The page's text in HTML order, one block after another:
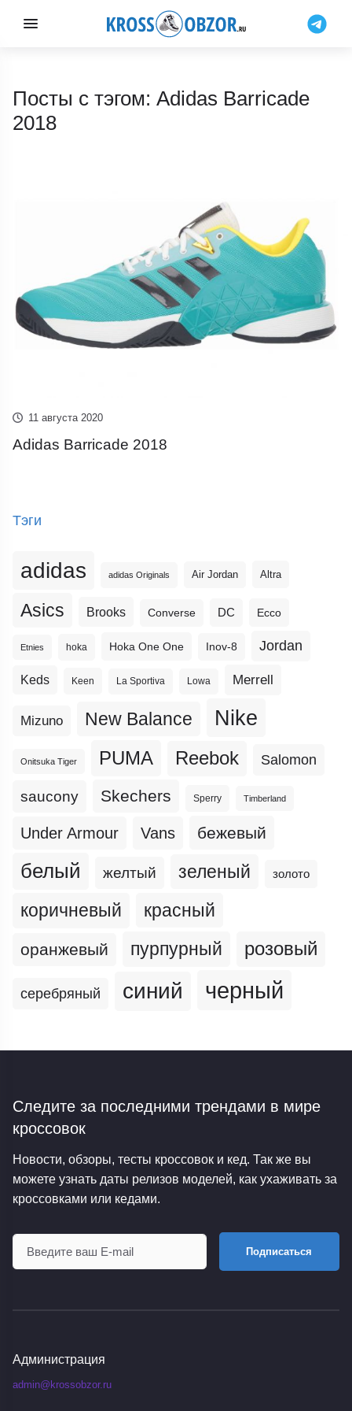
Посты с тэгом: Adidas Barricade
2018
11 августа 2020
Adidas Barricade 2018
Тэги
adidas adidas Originals Air Jordan Altra
Asics Brooks Converse DC Ecco
Etnies hoka Hoka One One Inov-8 Jordan
Keds Keen La Sportiva Lowa Merrell
Mizuno New Balance Nike
Onitsuka Tiger PUMA Reebok Salomon
saucony Skechers Sperry Timberland
Under Armour Vans бежевый
белый желтый зеленый золото
коричневый красный
оранжевый пурпурный розовый
серебряный синий черный
Следите за последними трендами в мире
кроссовок
Новости, обзоры, тесты кроссовок и кед. Так же вы
можете узнать даты релизов моделей, как ухаживать за
кроссовками или кедами.
Подписаться
Администрация
admin@krossobzor.ru